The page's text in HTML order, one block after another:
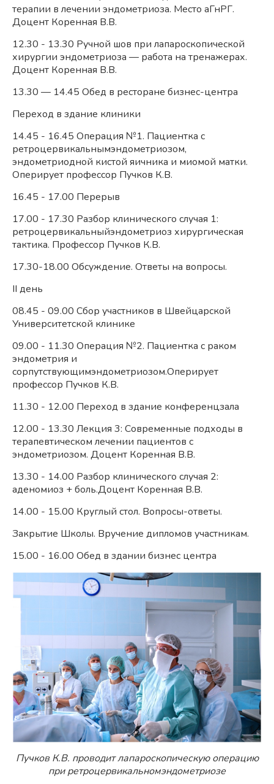
терапии в лечении эндометриоза. Место аГнРГ.
Доцент Коренная В.В.
12.30 - 13.30 Ручной шов при лапароскопической
хирургии эндометриоза — работа на тренажерах.
Доцент Коренная В.В.
13.30 — 14.45 Обед в ресторане бизнес-центра
Переход в здание клиники
14.45 - 16.45 Операция №1. Пациентка с
ретроцервикальнымэндометриозом,
эндометриодной кистой яичника и миомой матки.
Оперирует профессор Пучков К.В.
16.45 - 17.00 Перерыв
17.00 - 17.30 Разбор клинического случая 1:
ретроцервикальныйэндометриоз хирургическая
тактика. Профессор Пучков К.В.
17.30-18.00 Обсуждение. Ответы на вопросы.
II день
08.45 - 09.00 Сбор участников в Швейцарской
Университетской клинике
09.00 - 11.30 Операция №2. Пациентка с раком
эндометрия и
сорпутствующимэндометриозом.Оперирует
профессор Пучков К.В.
11.30 - 12.00 Переход в здание конференцзала
12.00 - 13.30 Лекция 3: Современные подходы в
терапевтическом лечении пациентов с
эндометриозом. Доцент Коренная В.В.
13.30 - 14.00 Разбор клинического случая 2:
аденомиоз + боль.Доцент Коренная В.В.
14.00 - 15.00 Круглый стол. Вопросы-ответы.
Закрытие Школы. Вручение дипломов участникам.
15.00 - 16.00 Обед в здании бизнес центра
Пучков К.В. проводит лапароскопическую операцию
при ретроцервикальномэндометриозе